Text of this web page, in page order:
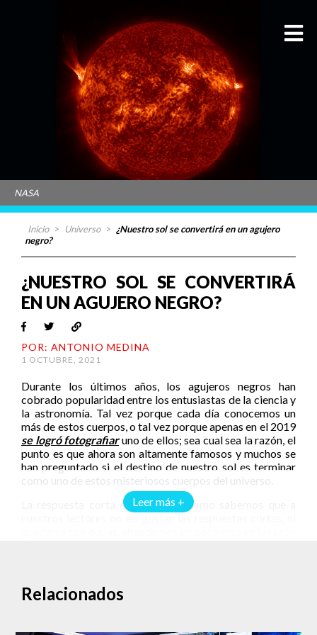
NASA
Inicio > Universo > ¿Nuestro sol se convertirá en un agujero
negro?
Leer más +
¿NUESTRO SOL SE CONVERTIRÁ
EN UN AGUJERO NEGRO?
POR: ANTONIO MEDINA
1 OCTUBRE, 2021
Durante los últimos años, los agujeros negros han
cobrado popularidad entre los entusiastas de la ciencia y
la astronomía. Tal vez porque cada día conocemos un
más de estos cuerpos, o tal vez porque apenas en el 2019
se logró fotografiaruno de ellos; sea cual sea la razón, el
punto es que ahora son altamente famosos y muchos se
han preguntado si el destino de nuestro sol es terminar
como uno de estos misteriosos cuerpos del universo.
La respuesta corta es “no”. Pero como sabemos que a
La mayoría de los agujeros negros se forman a partir de
Relacionados